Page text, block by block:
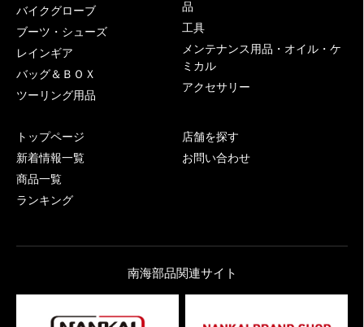
バイクグローブ
ブーツ・シューズ
レインギア
バッグ＆ＢＯＸ
ツーリング用品
品
工具
メンテナンス用品・オイル・ケ
ミカル
アクセサリー
トップページ
新着情報一覧
商品一覧
ランキング
店舗を探す
お問い合わせ
南海部品関連サイト